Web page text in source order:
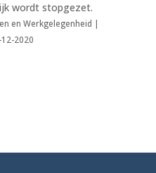
wordt stopgezet.
en Werkgelegenheid |
2020